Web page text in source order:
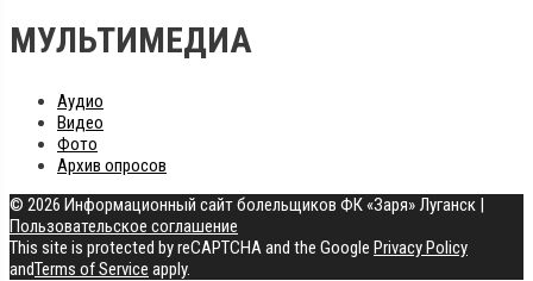
МУЛЬТИМЕДИА
Аудио
Видео
Фото
Архив опросов
© 2026 Информационный сайт болельщиков ФК «Заря» Луганск |
Пользовательское соглашение
This site is protected by reCAPTCHA and the Google Privacy Policy
andTerms of Service apply.